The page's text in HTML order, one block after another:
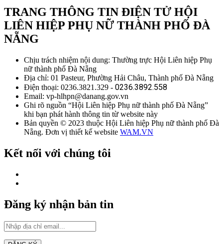
TRANG THÔNG TIN ĐIỆN TỬ HỘI
LIÊN HIỆP PHỤ NỮ THÀNH PHỐ ĐÀ
NẴNG
Chịu trách nhiệm nội dung: Thường trực Hội Liên hiệp Phụ
nữ thành phố Đà Nẵng
Địa chỉ: 01 Pasteur, Phường Hải Châu, Thành phố Đà Nẵng
Điện thoại: 0236.3821.329 - 0236.3892.558
Email: vp-hlhpn@danang.gov.vn
Ghi rõ nguồn “Hội Liên hiệp Phụ nữ thành phố Đà Nẵng”
khi bạn phát hành thông tin từ website này
Bản quyền © 2023 thuộc Hội Liên hiệp Phụ nữ thành phố Đà
Nẵng. Đơn vị thiết kế website WAM.VN
Kết nối với chúng tôi
Đăng ký nhận bản tin